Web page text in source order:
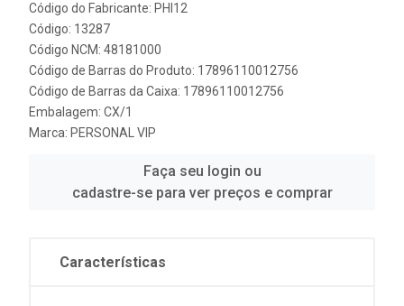
Código do Fabricante: PHI12
Código: 13287
Código NCM: 48181000
Código de Barras do Produto: 17896110012756
Código de Barras da Caixa: 17896110012756
Embalagem: CX/1
Marca: PERSONAL VIP
Faça seu login ou
cadastre-se para ver preços e comprar
Características